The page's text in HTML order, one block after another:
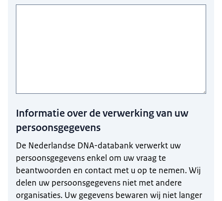
Informatie over de verwerking van uw
persoonsgegevens
De Nederlandse DNA-databank verwerkt uw
persoonsgegevens enkel om uw vraag te
beantwoorden en contact met u op te nemen. Wij
delen uw persoonsgegevens niet met andere
organisaties. Uw gegevens bewaren wij niet langer